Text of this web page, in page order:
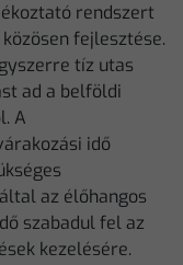
rendszert
közösen fejlesztése.
tíz utas
ad a belföldi
A
idő
az élőhangos
szabadul fel az
kezelésére.